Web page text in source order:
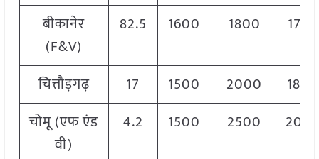
बीकानेर
(F&V)
82.5 1600 1800 1700
चित्तौड़गढ़ 17 1500 2000
1800
चोमू (एफ एंड
वी)
4.2 1500 2500